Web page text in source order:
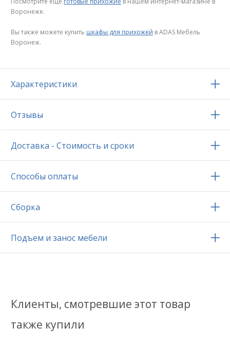
Воронеже.
Вы также можете купить шкафы для прихожей в ADAS Мебель
Воронеж.
Характеристики
Отзывы
Доставка - Стоимость и сроки
Способы оплаты
Сборка
Подъем и занос мебели
Клиенты, смотревшие этот товар
также купили